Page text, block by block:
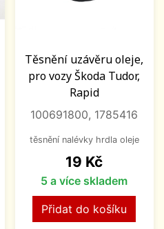
Těsnění uzávěru oleje,
pro vozy Škoda Tudor,
Rapid
100691800, 1785416
těsnění nalévky hrdla oleje
Cena
19 Kč
5 a více skladem
Přidat do košíku